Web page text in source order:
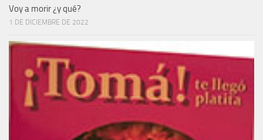
Voy a morir ¿y qué?
1 DE DICIEMBRE DE 2022